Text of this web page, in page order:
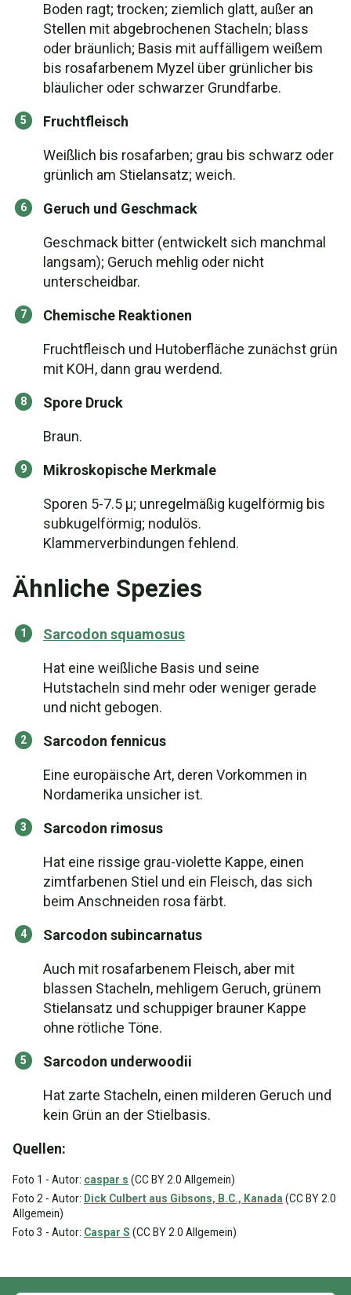
Boden ragt; trocken; ziemlich glatt, außer an
Stellen mit abgebrochenen Stacheln; blass
oder bräunlich; Basis mit auffälligem weißem
bis rosafarbenem Myzel über grünlicher bis
bläulicher oder schwarzer Grundfarbe.
Fruchtfleisch
Weißlich bis rosafarben; grau bis schwarz oder
grünlich am Stielansatz; weich.
Geruch und Geschmack
Geschmack bitter (entwickelt sich manchmal
langsam); Geruch mehlig oder nicht
unterscheidbar.
Chemische Reaktionen
Fruchtfleisch und Hutoberfläche zunächst grün
mit KOH, dann grau werdend.
Spore Druck
Braun.
Mikroskopische Merkmale
Sporen 5-7.5 µ; unregelmäßig kugelförmig bis
subkugelförmig; nodulös.
Klammerverbindungen fehlend.
Ähnliche Spezies
Sarcodon squamosus
Hat eine weißliche Basis und seine
Hutstacheln sind mehr oder weniger gerade
und nicht gebogen.
Sarcodon fennicus
Eine europäische Art, deren Vorkommen in
Nordamerika unsicher ist.
Sarcodon rimosus
Hat eine rissige grau-violette Kappe, einen
zimtfarbenen Stiel und ein Fleisch, das sich
beim Anschneiden rosa färbt.
Sarcodon subincarnatus
Auch mit rosafarbenem Fleisch, aber mit
blassen Stacheln, mehligem Geruch, grünem
Stielansatz und schuppiger brauner Kappe
ohne rötliche Töne.
Sarcodon underwoodii
Hat zarte Stacheln, einen milderen Geruch und
kein Grün an der Stielbasis.
Quellen:
Foto 1 - Autor: caspar s (CC BY 2.0 Allgemein)
Foto 2 - Autor: Dick Culbert aus Gibsons, B.C., Kanada (CC BY 2.0
Allgemein)
Foto 3 - Autor: Caspar S (CC BY 2.0 Allgemein)